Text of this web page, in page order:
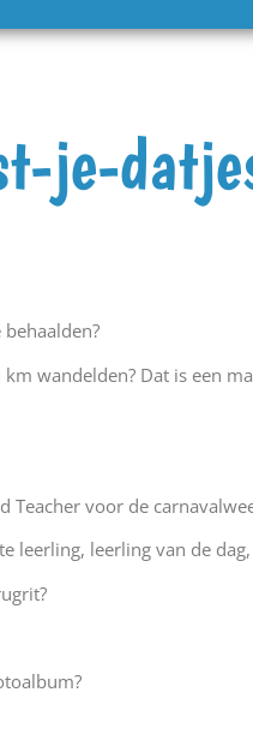
je-
wandelden? Dat is een
Teacher voor de
leerling, leerling van de